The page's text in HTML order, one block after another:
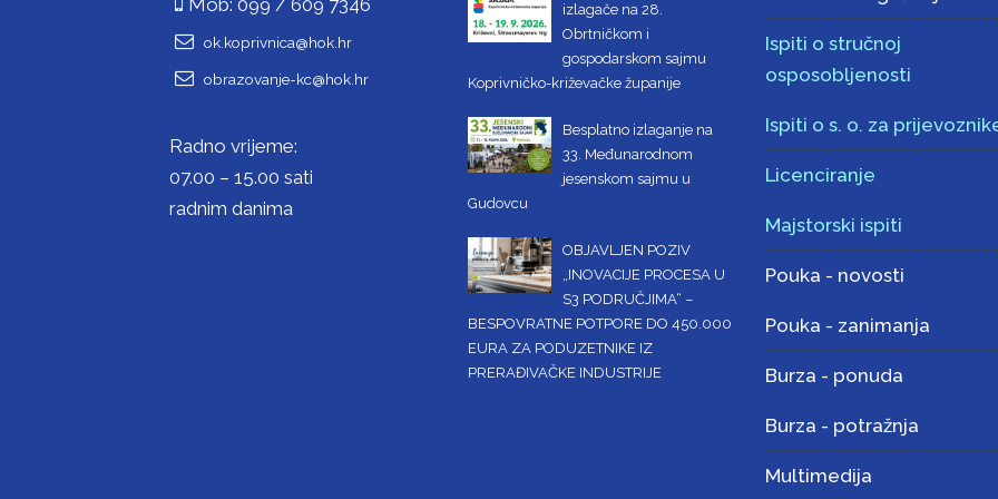
Mob: 099 / 609 7346
ok.koprivnica@hok.hr
obrazovanje-kc@hok.hr
Radno vrijeme:
07.00 – 15.00 sati
radnim danima
izlagače na 28.
Obrtničkom i
gospodarskom sajmu
Koprivničko-križevačke županije
Besplatno izlaganje na
33. Međunarodnom
jesenskom sajmu u
Gudovcu
OBJAVLJEN POZIV
„INOVACIJE PROCESA U
S3 PODRUČJIMA“ –
BESPOVRATNE POTPORE DO 450.000
EURA ZA PODUZETNIKE IZ
PRERAĐIVAČKE INDUSTRIJE
Ispiti o stručnoj
osposobljenosti
Ispiti o s. o. za
Licenciranje
Majstorski ispiti
Pouka - novosti
Pouka - zanimanja
Burza - ponuda
Burza - potražnja
Multimedija